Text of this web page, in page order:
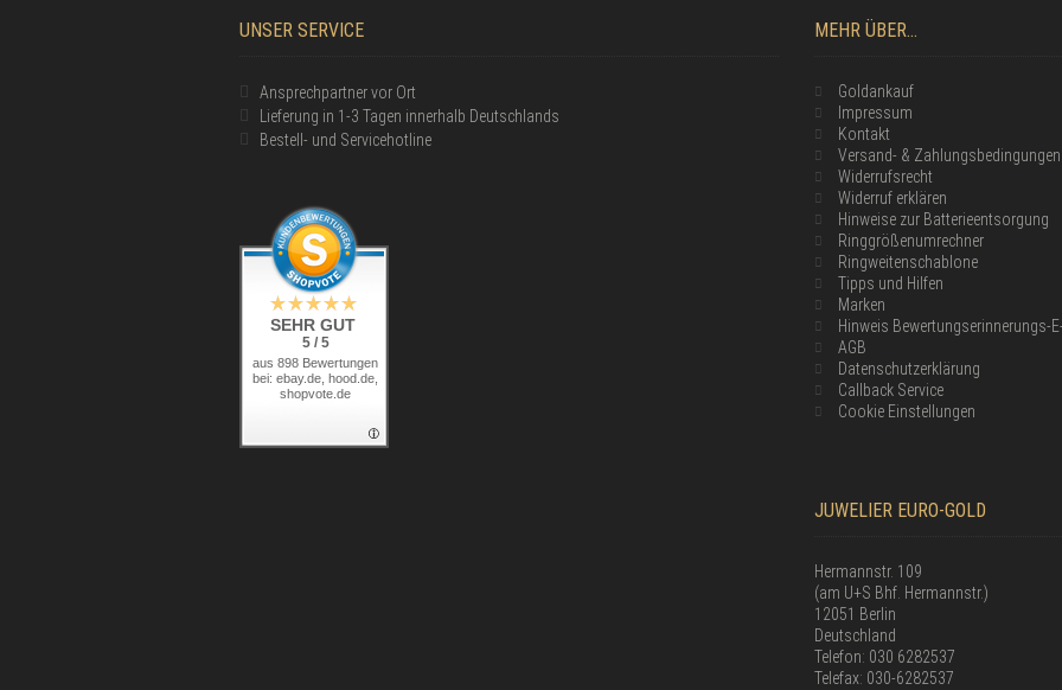
UNSER SERVICE
Ansprechpartner vor Ort
Lieferung in 1-3 Tagen innerhalb Deutschlands
Bestell- und Servicehotline
SEHR GUT
5 / 5
aus 898 Bewertungen
bei: ebay.de, hood.de,
shopvote.de
MEHR ÜBER...
Goldankauf
Impressum
Kontakt
Versand- & Zahlungsbedingungen
Widerrufsrecht
Widerruf erklären
Hinweise zur Batterieentsorgung
Ringgrößenumrechner
Ringweitenschablone
Tipps und Hilfen
Marken
Hinweis Bewertungserinnerungs-
AGB
Datenschutzerklärung
Callback Service
Cookie Einstellungen
JUWELIER EURO-GOLD
Hermannstr. 109
(am U+S Bhf. Hermannstr.)
12051 Berlin
Deutschland
Telefon: 030 6282537
Telefax: 030-6282537